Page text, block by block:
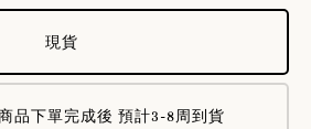
現貨
品下單完成後 預計3-8周到貨